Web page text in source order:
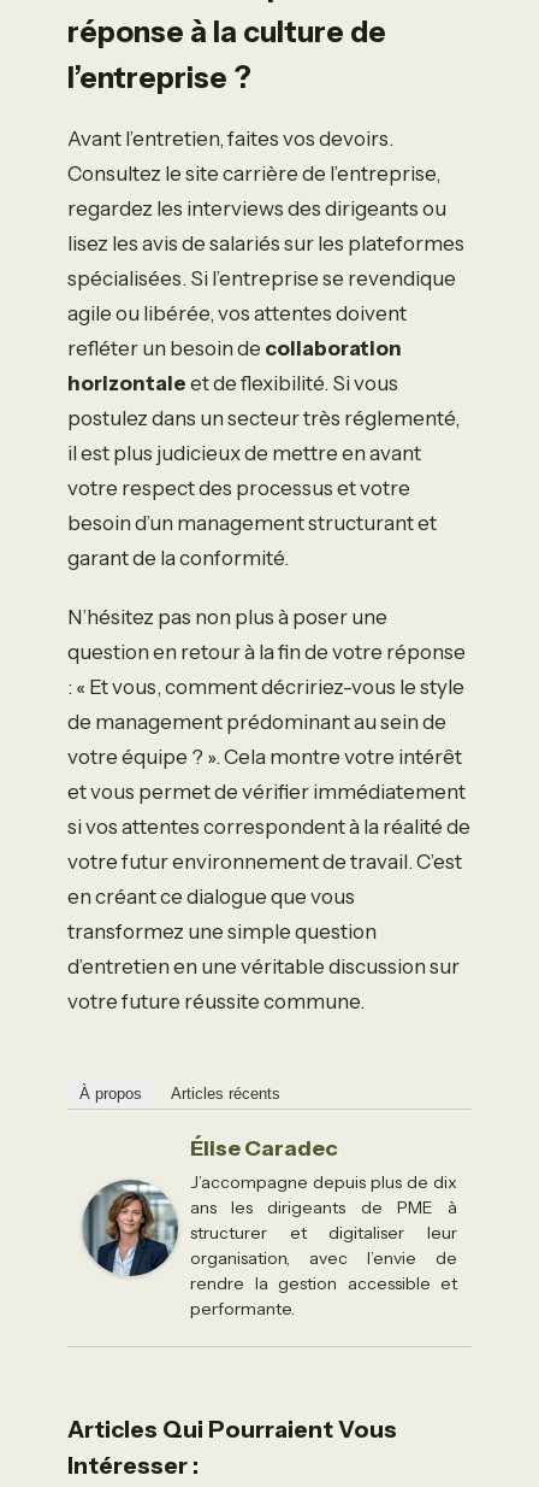
réponse à la culture de
l’entreprise ?
Avant l’entretien, faites vos devoirs.
Consultez le site carrière de l’entreprise,
regardez les interviews des dirigeants ou
lisez les avis de salariés sur les plateformes
spécialisées. Si l’entreprise se revendique
agile ou libérée, vos attentes doivent
refléter un besoin de collaboration
horizontale et de flexibilité. Si vous
postulez dans un secteur très réglementé,
il est plus judicieux de mettre en avant
votre respect des processus et votre
besoin d’un management structurant et
garant de la conformité.
N’hésitez pas non plus à poser une
question en retour à la fin de votre réponse
: « Et vous, comment décririez-vous le style
de management prédominant au sein de
votre équipe ? ». Cela montre votre intérêt
et vous permet de vérifier immédiatement
si vos attentes correspondent à la réalité de
votre futur environnement de travail. C’est
en créant ce dialogue que vous
transformez une simple question
d’entretien en une véritable discussion sur
votre future réussite commune.
À propos Articles récents
Élise Caradec
J’accompagne depuis plus de dix
ans les dirigeants de PME à
structurer et digitaliser leur
organisation, avec l’envie de
rendre la gestion accessible et
performante.
Articles Qui Pourraient Vous
Intéresser :